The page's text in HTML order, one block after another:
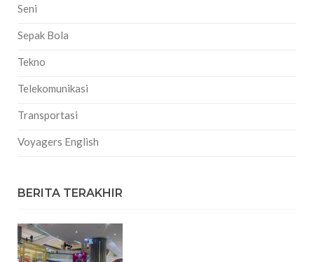
Seni
Sepak Bola
Tekno
Telekomunikasi
Transportasi
Voyagers English
BERITA TERAKHIR